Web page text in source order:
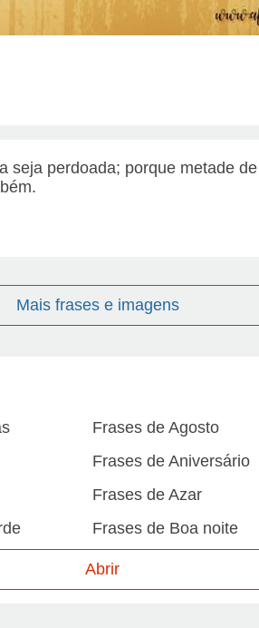
seja perdoada; porque metade
Mais frases e imagens
Frases de Agosto
Frases de Aniversário
Frases de Azar
Frases de Boa noite
Frases de Caráter
Frases de Dezembro
Abrir